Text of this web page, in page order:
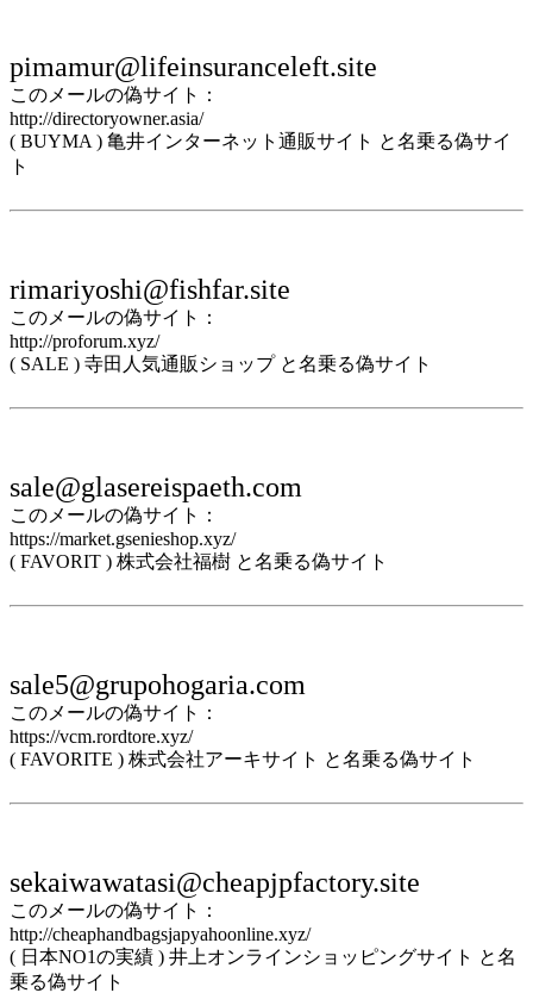
pimamur@lifeinsuranceleft.site
このメールの偽サイト：
http://directoryowner.asia/
( BUYMA ) 亀井インターネット通販サイト と名乗る偽サイ
ト
rimariyoshi@fishfar.site
このメールの偽サイト：
http://proforum.xyz/
( SALE ) 寺田人気通販ショップ と名乗る偽サイト
sale@glasereispaeth.com
このメールの偽サイト：
https://market.gsenieshop.xyz/
( FAVORIT ) 株式会社福樹 と名乗る偽サイト
sale5@grupohogaria.com
このメールの偽サイト：
https://vcm.rordtore.xyz/
( FAVORITE ) 株式会社アーキサイト と名乗る偽サイト
sekaiwawatasi@cheapjpfactory.site
このメールの偽サイト：
http://cheaphandbagsjapyahoonline.xyz/
( 日本NO1の実績 ) 井上オンラインショッピングサイト と名
乗る偽サイト